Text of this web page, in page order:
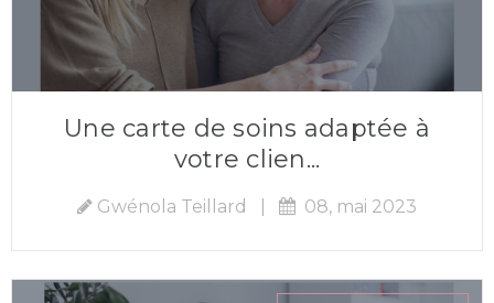
Une carte de soins adaptée à
votre clien...
Gwénola Teillard 08, mai 2023